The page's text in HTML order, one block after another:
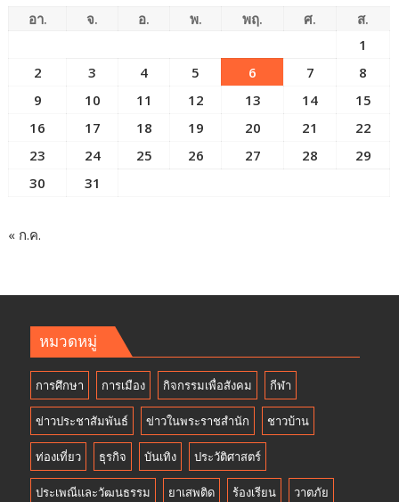
อา. จ. อ. พ. พฤ. ศ.
ส.
1
2
3 4 5 6 7
8
9
10 11 12 13 14
15
16
17 18 19 20 21
22
23
24 25 26 27 28
29
30
31
« ก.ค.
หมวดหมู่
การศึกษา การเมือง กิจกรรมเพื่อสังคม กีฬา
ข่าวประชาสัมพันธ์ ข่าวในพระราชสำนัก ชาวบ้าน
ท่องเที่ยว ธุรกิจ บันเทิง ประวัติศาสตร์
ประเพณีและวัฒนธรรม ยาเสพติด ร้องเรียน วาตภัย